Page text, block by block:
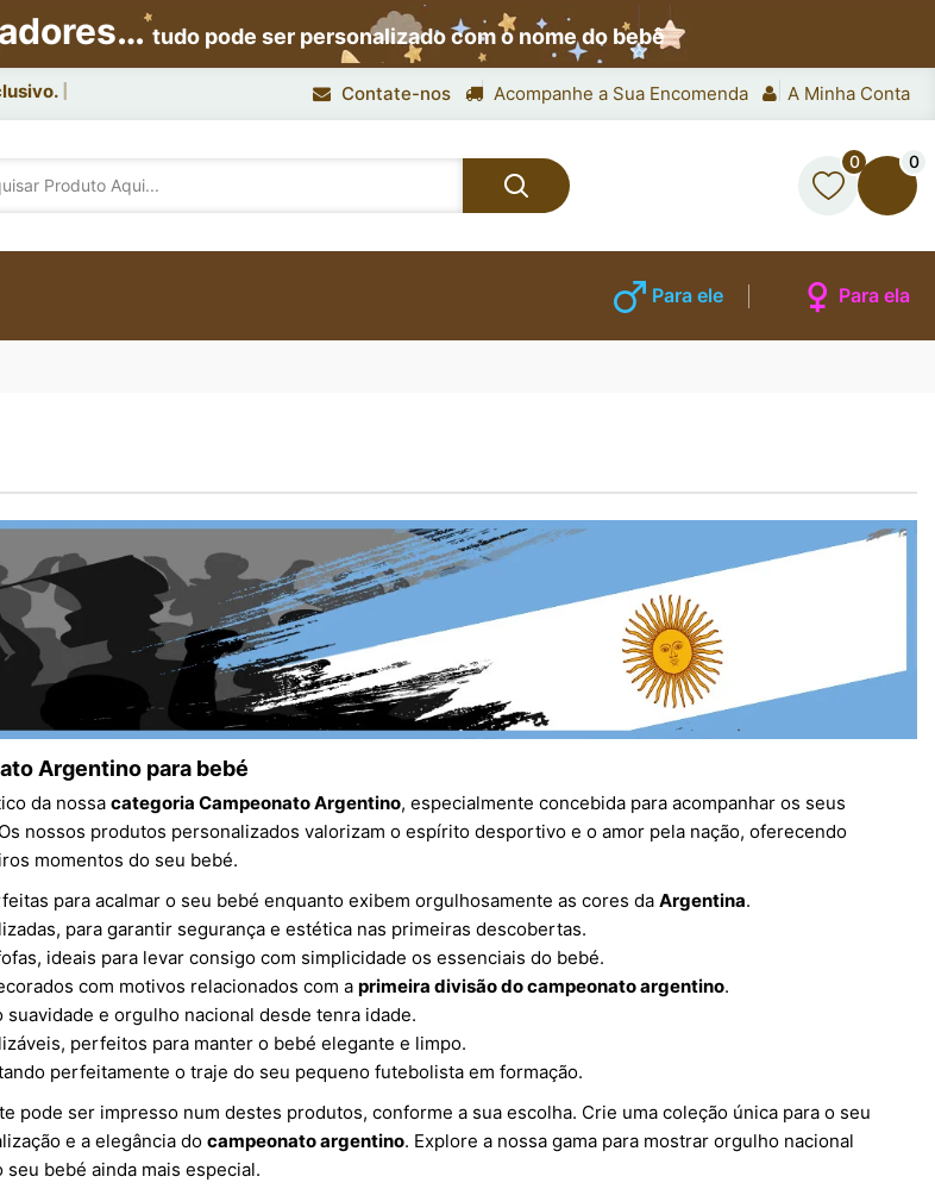
tudo pode ser personalizado com o nome do bebê
Contate-nos Acompanhe a Sua Encomenda A Minha Conta
0 0
Para ele Para ela
Argentino para bebé
da nossa categoria Campeonato Argentino, especialmente concebida para acompanhar os seus
nossos produtos personalizados valorizam o espírito desportivo e o amor pela nação, oferecendo
momentos do seu bebé.
para acalmar o seu bebé enquanto exibem orgulhosamente as cores da Argentina.
para garantir segurança e estética nas primeiras descobertas.
ideais para levar consigo com simplicidade os essenciais do bebé.
com motivos relacionados com a primeira divisão do campeonato argentino.
e orgulho nacional desde tenra idade.
perfeitos para manter o bebé elegante e limpo.
perfeitamente o traje do seu pequeno futebolista em formação.
pode ser impresso num destes produtos, conforme a sua escolha. Crie uma coleção única para o seu
e a elegância do campeonato argentino. Explore a nossa gama para mostrar orgulho nacional
bebé ainda mais especial.